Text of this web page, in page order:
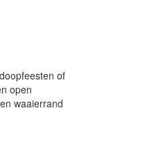
of
open
waaierrand